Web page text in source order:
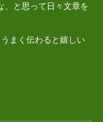
、と思って日々文章を
まく伝わると嬉しい